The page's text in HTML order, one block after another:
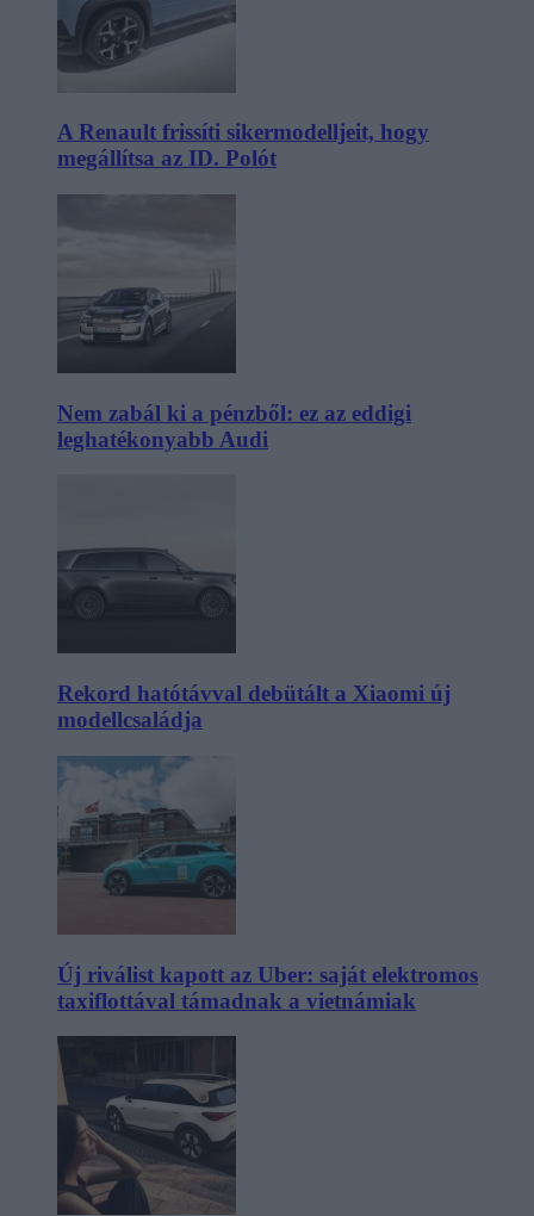
A Renault frissíti sikermodelljeit, hogy
megállítsa az ID. Polót
Nem zabál ki a pénzből: ez az eddigi
leghatékonyabb Audi
Rekord hatótávval debütált a Xiaomi új
modellcsaládja
Új riválist kapott az Uber: saját elektromos
taxiflottával támadnak a vietnámiak